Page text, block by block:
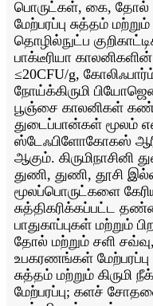
பொருட்கள், கை, தோல்
மேற்பரப்பு சுத்தம்
தொழில்நுட்ப
பாக்டீரியா
≤20CFU/g,
நோய்க்கிருமி
பூஞ்சை காலனிகள்
துடைப்பான்கள் மூலம்
ஸ்டேஃபிளோகோகஸ்
ஆகும்.
துணி, துணி, தூசி
மூலப்பொருட்களை
சுத்திகரிக்கப்பட்ட
பாதுகாப்புகள் மற்றும்
தோல் மற்றும் சளி
உபகரணங்கள் மேற்பரப்பு
சுத்தம் மற்றும்
மேற்பரப்பு; களச்